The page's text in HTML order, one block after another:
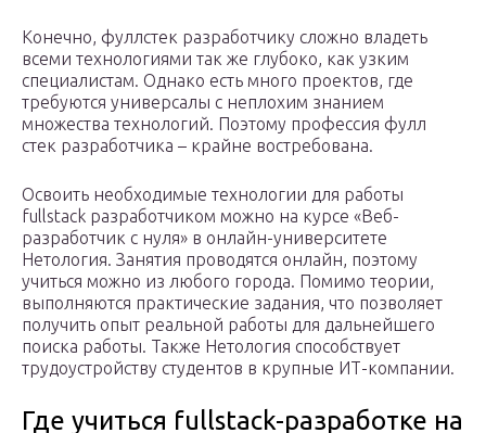
Конечно, фуллстек разработчику сложно владеть
всеми технологиями так же глубоко, как узким
специалистам. Однако есть много проектов, где
требуются универсалы с неплохим знанием
множества технологий. Поэтому профессия фулл
стек разработчика – крайне востребована.
Освоить необходимые технологии для работы
fullstack разработчиком можно на курсе «Веб-
разработчик с нуля» в онлайн-университете
Нетология. Занятия проводятся онлайн, поэтому
учиться можно из любого города. Помимо теории,
выполняются практические задания, что позволяет
получить опыт реальной работы для дальнейшего
поиска работы. Также Нетология способствует
трудоустройству студентов в крупные ИТ-компании.
Где учиться fullstack-разработке на